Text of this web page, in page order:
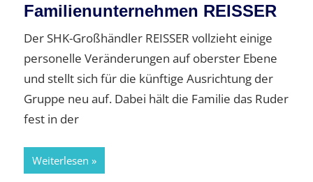
Familienunternehmen REISSER
Der SHK-Großhändler REISSER vollzieht einige
personelle Veränderungen auf oberster Ebene
und stellt sich für die künftige Ausrichtung der
Gruppe neu auf. Dabei hält die Familie das Ruder
fest in der
Weiterlesen